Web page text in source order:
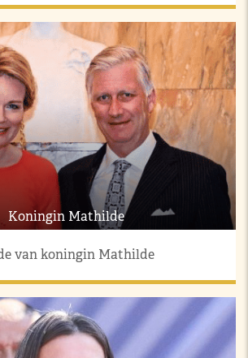
Koningin Mathilde
van koningin Mathilde